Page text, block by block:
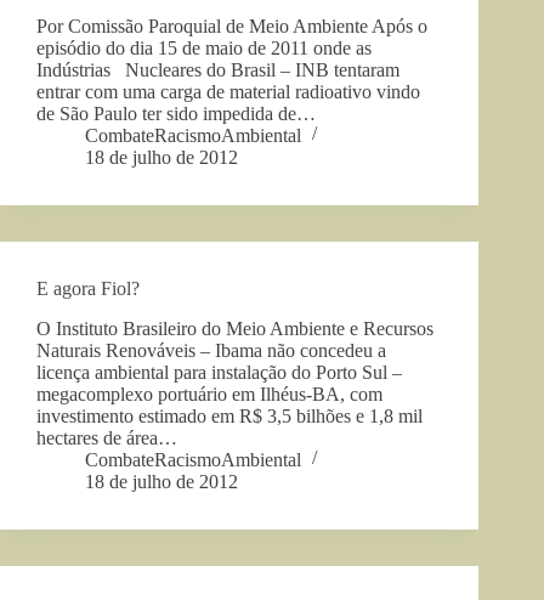
Por Comissão Paroquial de Meio Ambiente Após o
episódio do dia 15 de maio de 2011 onde as
Indústrias Nucleares do Brasil – INB tentaram
entrar com uma carga de material radioativo vindo
de São Paulo ter sido impedida de…
CombateRacismoAmbiental
18 de julho de 2012
E agora Fiol?
O Instituto Brasileiro do Meio Ambiente e Recursos
Naturais Renováveis – Ibama não concedeu a
licença ambiental para instalação do Porto Sul –
megacomplexo portuário em Ilhéus-BA, com
investimento estimado em R$ 3,5 bilhões e 1,8 mil
hectares de área…
CombateRacismoAmbiental
18 de julho de 2012